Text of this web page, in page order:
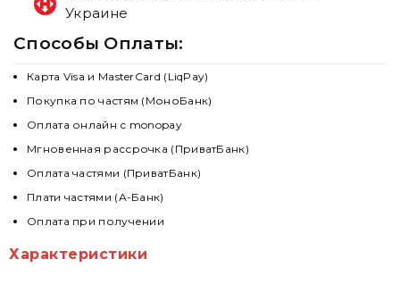
Украине
Способы Оплаты:
Карта Visa и MasterCard (LiqPay)
Покупка по частям (МоноБанк)
Оплата онлайн с monopay
Мгновенная рассрочка (ПриватБанк)
Оплата частями (ПриватБанк)
Плати частями (А-Банк)
Оплата при получении
Характеристики